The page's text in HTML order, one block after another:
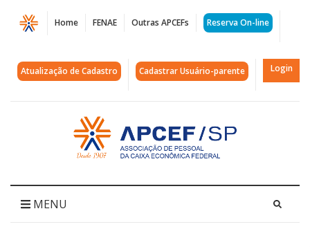
Página
Cerimônia
celebra
fortalece
Home FENAE Outras APCEFs Reserva On-line
Atualização de Cadastro Cadastrar Usuário-parente Login
Acessar
página
inicial
MENU